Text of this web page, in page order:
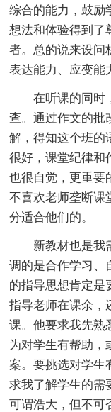
综合的能力，鼓励
想法和体验得到了
者。总的说来设问
表达能力、应变能
在听课的同时，
查。通过作文的批
解，得知这个班的
很好，课堂纪律和
也很自觉，更重要
不喜欢老师垄断课
分适合他们的。
新教材也是我需
调的是合作学习、
的指导思想肯定是
指导老师在课余，
课。他要求我先熟
为对学生有帮助，
案。要挑选对学生
求我了解学生的需
可谓浩大，但不可